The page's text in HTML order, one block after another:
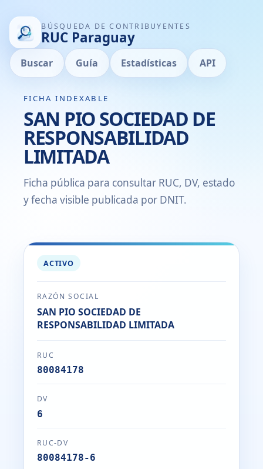
BÚSQUEDA DE CONTRIBUYENTES
RUC Paraguay
Buscar Guía Estadísticas API
FICHA INDEXABLE
SAN PIO SOCIEDAD DE
RESPONSABILIDAD
LIMITADA
Ficha pública para consultar RUC, DV, estado
y fecha visible publicada por DNIT.
ACTIVO
RAZÓN SOCIAL
SAN PIO SOCIEDAD DE
RESPONSABILIDAD LIMITADA
RUC
80084178
DV
6
RUC-DV
80084178-6